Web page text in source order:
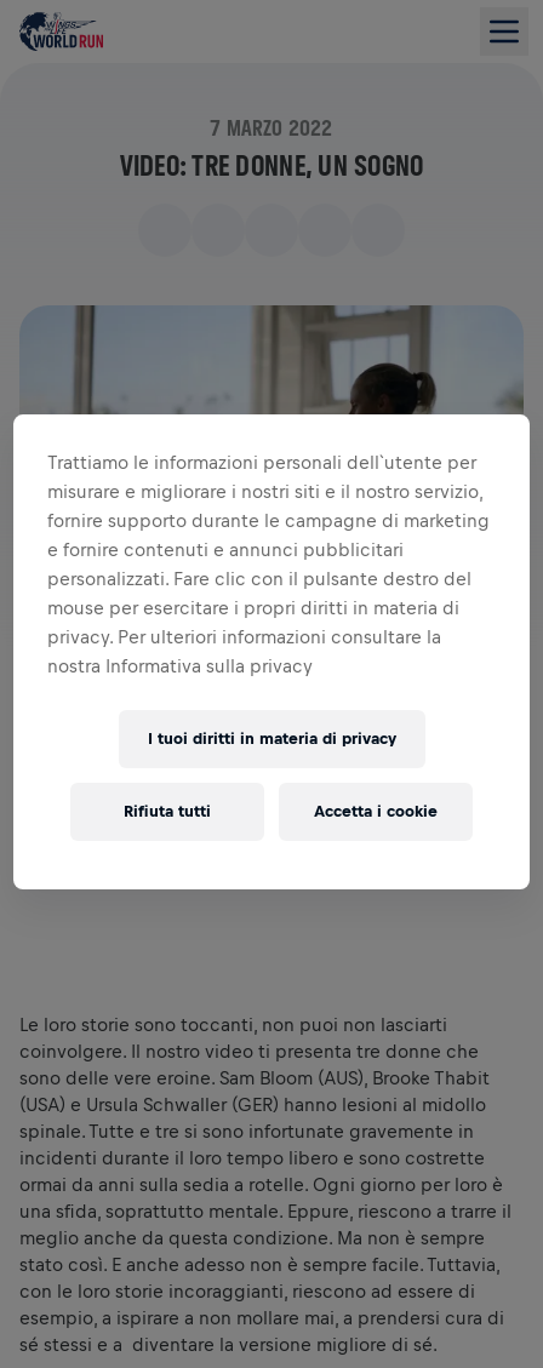
7 MARZO 2022
VIDEO: TRE DONNE, UN SOGNO
Le loro storie sono toccanti, non puoi non lasciarti
coinvolgere. Il nostro video ti presenta tre donne che
sono delle vere eroine. Sam Bloom (AUS), Brooke Thabit
(USA) e Ursula Schwaller (GER) hanno lesioni al midollo
spinale. Tutte e tre si sono infortunate gravemente in
incidenti durante il loro tempo libero e sono costrette
ormai da anni sulla sedia a rotelle. Ogni giorno per loro è
una sfida, soprattutto mentale. Eppure, riescono a trarre il
meglio anche da questa condizione. Ma non è sempre
stato così. E anche adesso non è sempre facile. Tuttavia,
con le loro storie incoraggianti, riescono ad essere di
esempio, a ispirare a non mollare mai, a prendersi cura di
sé stessi e a diventare la versione migliore di sé.
Trattiamo le informazioni personali dell`utente per
misurare e migliorare i nostri siti e il nostro servizio,
fornire supporto durante le campagne di marketing
e fornire contenuti e annunci pubblicitari
personalizzati. Fare clic con il pulsante destro del
mouse per esercitare i propri diritti in materia di
privacy. Per ulteriori informazioni consultare la
nostra Informativa sulla privacy
I tuoi diritti in materia di privacy
Rifiuta tutti Accetta i cookie